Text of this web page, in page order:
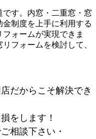
す。内窓・二重窓・窓
制度を上手に利用する
ォームが実現できま
フォームを検討して、
だからこそ解決でき
をします！
相談下さい・